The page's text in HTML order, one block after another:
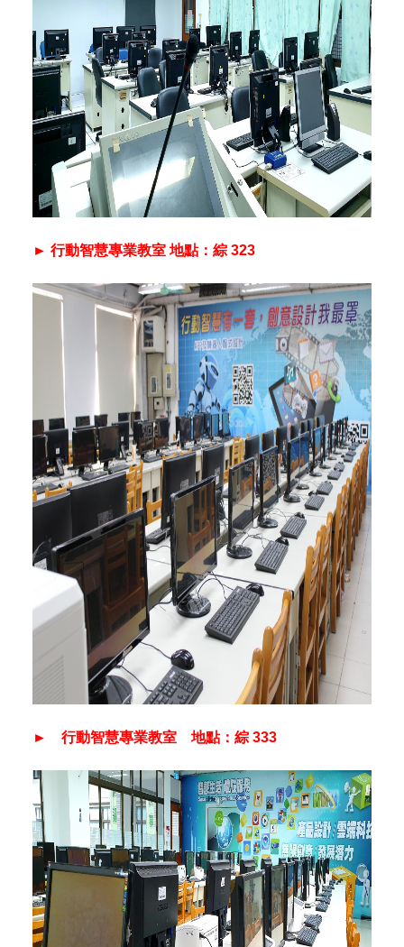
► 行動智慧專業教室 地點：綜 323
► 行動智慧專業教室 地點：綜 333